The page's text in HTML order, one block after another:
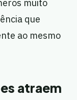
muito
que
ao mesmo
atraem